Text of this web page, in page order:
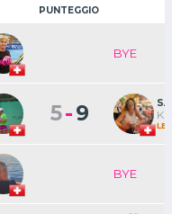
PUNTEGGIO
BYE
5-9
BYE